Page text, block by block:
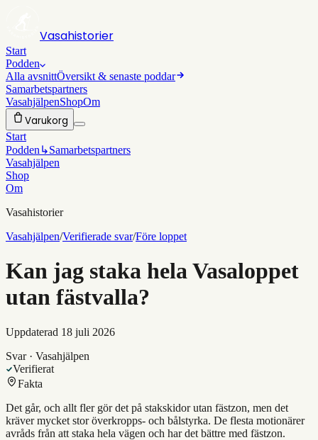
Vasahistorier
Start
Podden
Alla avsnittÖversikt & senaste poddar
Samarbetspartners
VasahjälpenShopOm
Varukorg
Start
Podden ↳Samarbetspartners
Vasahjälpen
Shop
Om
Vasahistorier
Vasahjälpen/Verifierade svar/Före loppet
Kan jag staka hela Vasaloppet
utan fästvalla?
Uppdaterad 18 juli 2026
Svar · Vasahjälpen
Verifierat
Fakta
Det går, och allt fler gör det på stakskidor utan fästzon, men det
kräver mycket stor överkropps- och bålstyrka. De flesta motionärer
avråds från att staka hela vägen och har det bättre med fästzon.